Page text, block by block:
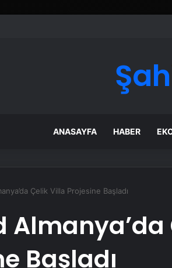
ANASAYFA HABER
Çelik Villa Projesine Başladı
Almanya’da
Başladı